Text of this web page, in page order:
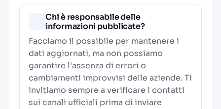
Chi è responsabile delle
informazioni pubblicate?
Facciamo il possibile per mantenere i
dati aggiornati, ma non possiamo
garantire l'assenza di errori o
cambiamenti improvvisi delle aziende. Ti
invitiamo sempre a verificare i contatti
sui canali ufficiali prima di inviare